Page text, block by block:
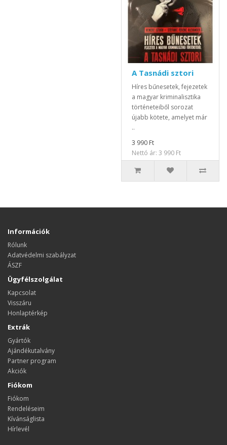
A Tasnádi sztori
Híres bűnesetek, fejezetek
a magyar kriminalisztika
történeteiből sorozat
újabb kötete, amelyet már
..
3 990 Ft
Nettó ár: 3 990 Ft
Információk
Rólunk
Adatvédelmi szabályzat
ÁSZF
Ügyfélszolgálat
Kapcsolat
Visszáru
Honlaptérkép
Extrák
Gyártók
Ajándékutalvány
Partner program
Akciók
Fiókom
Fiókom
Rendeléseim
Kívánságlista
Hírlevél